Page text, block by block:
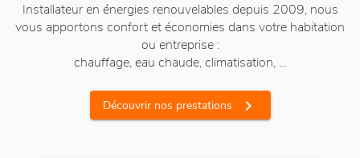
Installateur en énergies renouvelables depuis 2009, nous
vous apportons confort et économies dans votre habitation
ou entreprise :
chauffage, eau chaude, climatisation, …
Découvrir nos prestations chevron_right